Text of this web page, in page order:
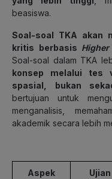
beasiswa.
Soal-soal TKA akan
kritis berbasis
Soal-soal dalam TKA
konsep melalui tes
spasial, bukan
bertujuan untuk
menganalisis,
akademik secara lebih
Aspek
Ujian